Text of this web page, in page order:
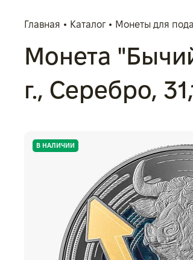
Главная Каталог Монеты для
Монета
г., Серебро,
В НАЛИЧИИ